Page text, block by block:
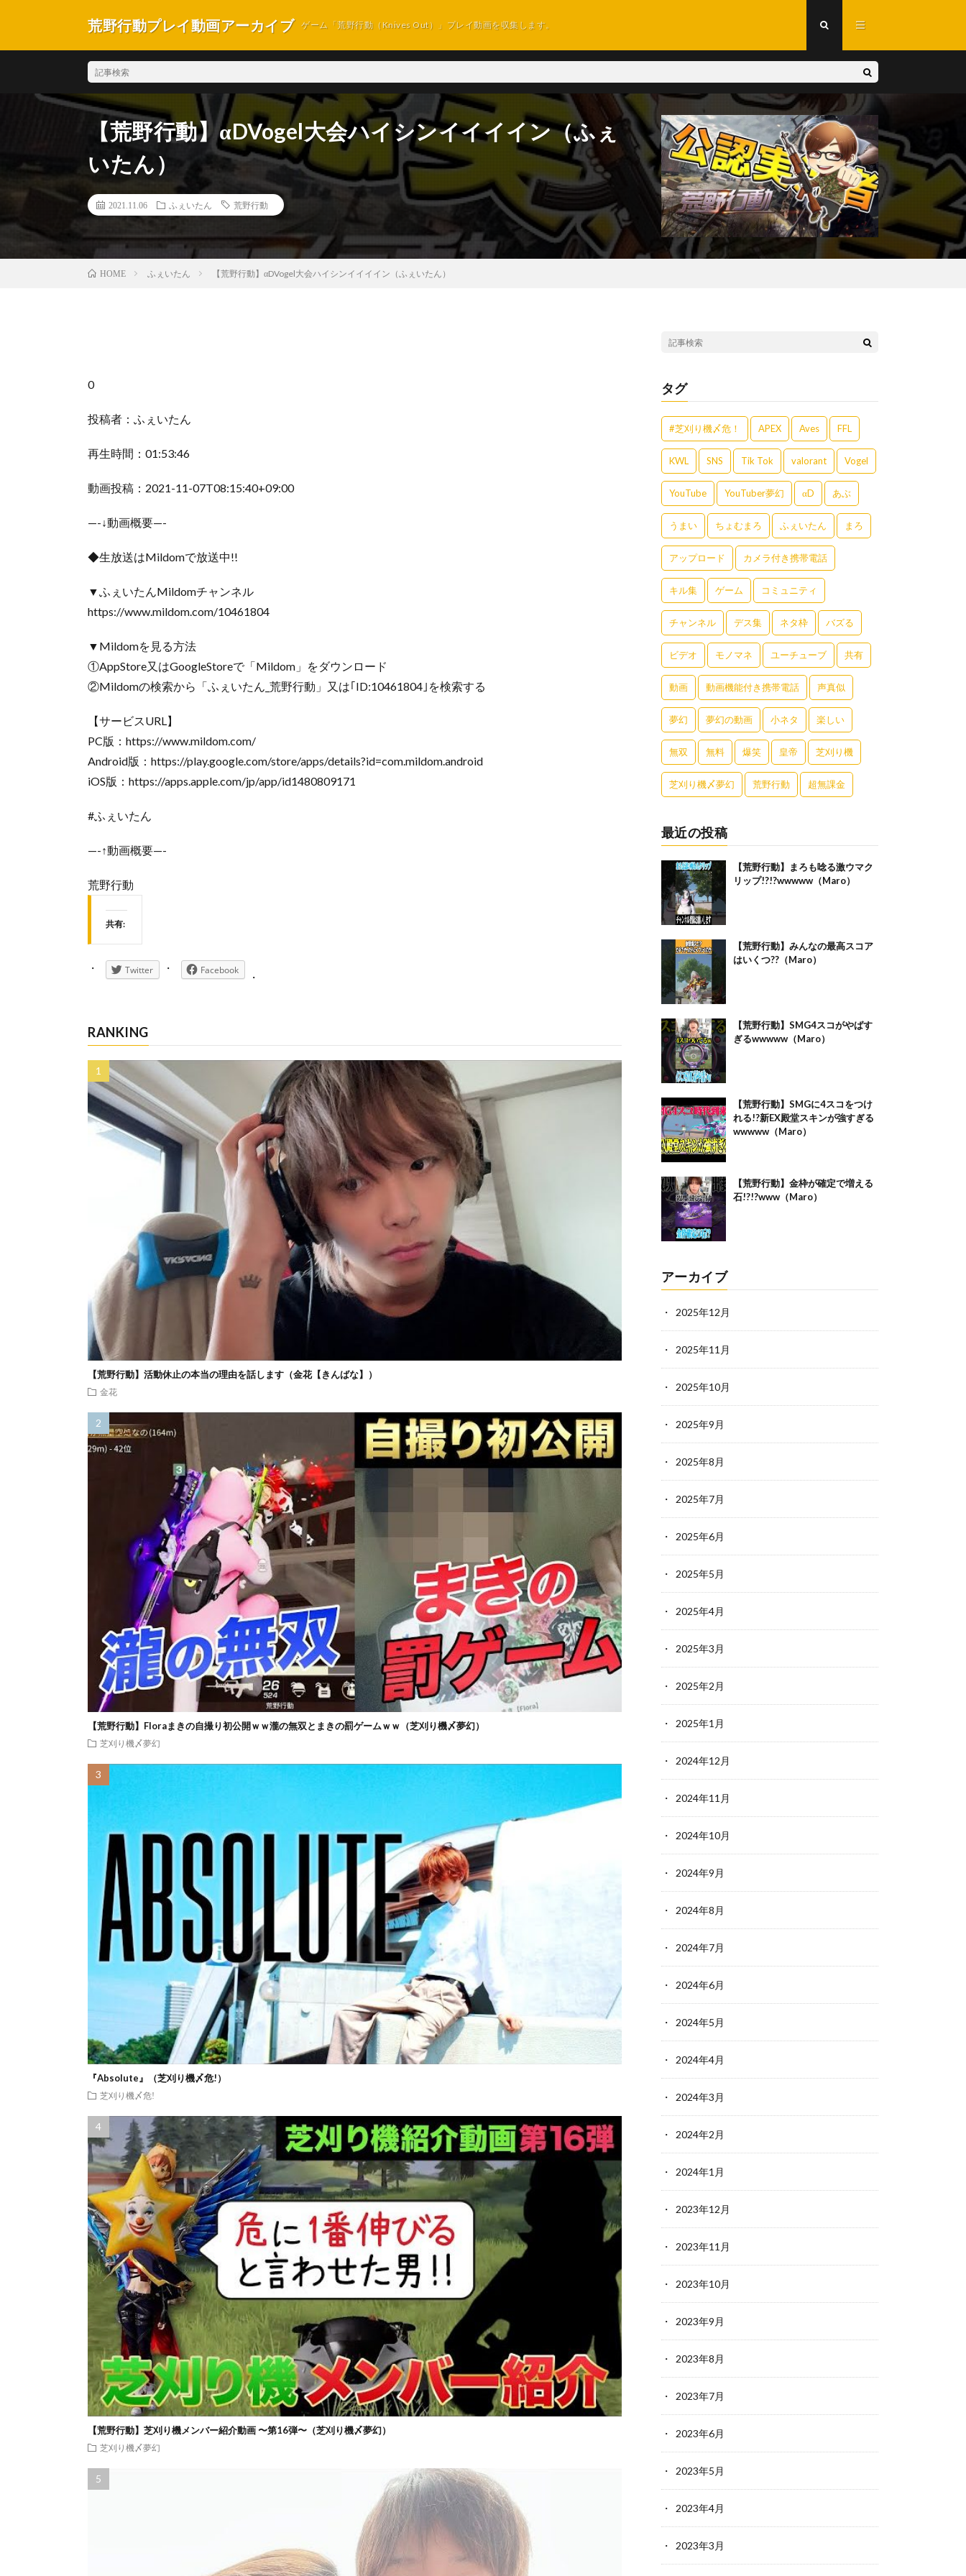
荒野行動プレイ動画アーカイブ ゲーム「荒野行動（Knives Out）」プレイ動画を収集します。
【荒野行動】αDVogel大会ハイシンイイイイン（ふぇ
いたん）
2021.11.06 ふぇいたん 荒野行動
HOME ふぇいたん 【荒野行動】αDVogel大会ハイシンイイイイン（ふぇいたん）
0
投稿者：ふぇいたん
再生時間：01:53:46
動画投稿：2021-11-07T08:15:40+09:00
—-↓動画概要—-
◆生放送はMildomで放送中!!
▼ふぇいたんMildomチャンネル
https://www.mildom.com/10461804
▼Mildomを見る方法
①AppStore又はGoogleStoreで「Mildom」をダウンロード
②Mildomの検索から「ふぇいたん_荒野行動」又は｢ID:10461804｣を検索する
【サービスURL】
PC版：https://www.mildom.com/
Android版：https://play.google.com/store/apps/details?id=com.mildom.android
iOS版：https://apps.apple.com/jp/app/id1480809171
#ふぇいたん
—-↑動画概要—-
荒野行動
共有:
Twitter Facebook
RANKING
【荒野行動】活動休止の本当の理由を話します（金花【きんばな】）
金花
【荒野行動】Floraまきの自撮り初公開ｗｗ瀧の無双とまきの罰ゲームｗｗ（芝刈り機〆夢幻）
芝刈り機〆夢幻
『Absolute』（芝刈り機〆危!）
芝刈り機〆危!
【荒野行動】芝刈り機メンバー紹介動画 〜第16弾〜（芝刈り機〆夢幻）
芝刈り機〆夢幻
タグ
#芝刈り機〆危！ APEX Aves FFL
KWL SNS Tik Tok valorant Vogel
YouTube YouTuber夢幻 αD あぶ
うまい ちょむまろ ふぇいたん まろ
アップロード カメラ付き携帯電話
キル集 ゲーム コミュニティ
チャンネル デス集 ネタ枠 バズる
ビデオ モノマネ ユーチューブ 共有
動画 動画機能付き携帯電話 声真似
夢幻 夢幻の動画 小ネタ 楽しい
無双 無料 爆笑 皇帝 芝刈り機
芝刈り機〆夢幻 荒野行動 超無課金
最近の投稿
【荒野行動】まろも唸る激ウマク
リップ!?!?wwwww（Maro）
【荒野行動】みんなの最高スコア
はいくつ??（Maro）
【荒野行動】SMG4スコがやばす
ぎるwwwww（Maro）
【荒野行動】SMGに4スコをつけ
れる!?新EX殿堂スキンが強すぎる
wwwww（Maro）
【荒野行動】金枠が確定で増える
石!?!?www（Maro）
アーカイブ
2025年12月
2025年11月
2025年10月
2025年9月
2025年8月
2025年7月
2025年6月
2025年5月
2025年4月
2025年3月
2025年2月
2025年1月
2024年12月
2024年11月
2024年10月
2024年9月
2024年8月
2024年7月
2024年6月
2024年5月
2024年4月
2024年3月
2024年2月
2024年1月
2023年12月
2023年11月
2023年10月
2023年9月
2023年8月
2023年7月
2023年6月
2023年5月
2023年4月
2023年3月